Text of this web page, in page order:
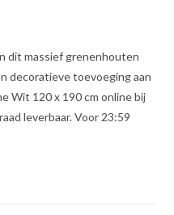
dit massief grenenhouten
decoratieve toevoeging aan
Wit 120 x 190 cm online bij
leverbaar. Voor 23:59